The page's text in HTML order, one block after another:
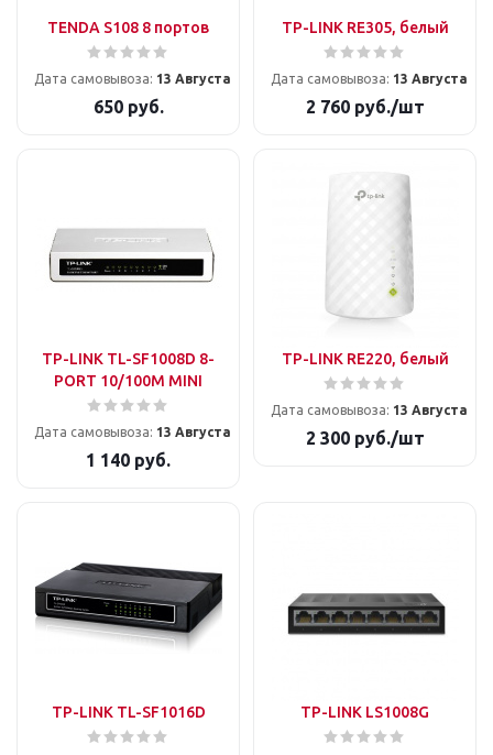
TENDA S108 8 портов
Дата самовывоза: 13 Августа
650руб.
TP-LINK RE305, белый
Дата самовывоза: 13 Августа
2 760руб./шт
TP-LINK TL-SF1008D 8-
PORT 10/100M MINI
Дата самовывоза: 13 Августа
1 140 руб.
TP-LINK RE220, белый
Дата самовывоза: 13 Августа
2 300руб./шт
TP-LINK TL-SF1016D TP-LINK LS1008G